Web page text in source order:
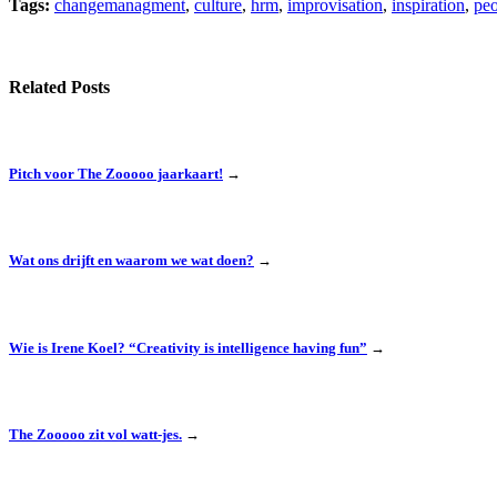
Tags: changemanagment, culture, hrm, improvisation, inspiration,
Related Posts
Pitch voor The Zooooo jaarkaart! →
Wat ons drijft en waarom we wat doen? →
Wie is Irene Koel? “Creativity is intelligence having fun” →
The Zooooo zit vol watt-jes. →